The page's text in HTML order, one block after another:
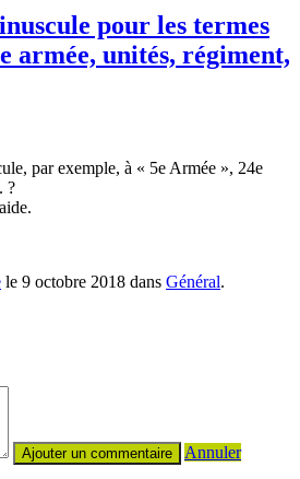
pour les termes
armée, unités, régiment,
par exemple, à « 5e Armée », 24e
?
le 9 octobre 2018 dans Général.
Annuler